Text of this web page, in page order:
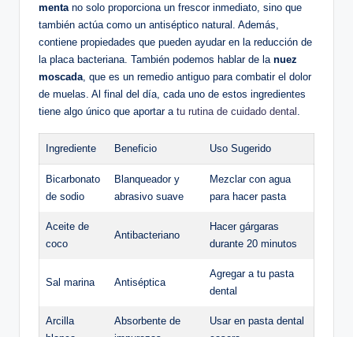
menta no solo proporciona un frescor inmediato, sino que
también actúa como un antiséptico natural. Además,
contiene propiedades que pueden ayudar en la reducción de
la placa bacteriana. También podemos hablar de la nuez
moscada , que es un remedio antiguo para combatir el dolor
de muelas. Al final del día, cada uno de estos ingredientes
tiene algo único que aportar a tu rutina de cuidado dental
Ingrediente Beneficio Uso Sugerido
Bicarbonato
de sodio
Blanqueador y
abrasivo suave
Mezclar con agua
para hacer pasta
Aceite de
coco
Antibacteriano
Hacer gárgaras
durante 20 minutos
Sal marina Antiséptica
Agregar a tu pasta
dental
Arcilla
Absorbente de
Usar en pasta dental